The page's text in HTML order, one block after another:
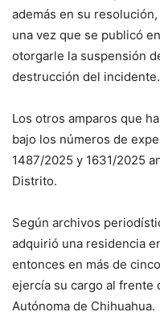
además en su
una vez que se publicó
otorgarle la suspensión
destrucción del incidente.
Los otros amparos que
bajo los números de
1487/2025 y 1631/2025
Distrito.
Según archivos
adquirió una residencia
entonces en más de
ejercía su cargo al frente
Autónoma de Chihuahua.